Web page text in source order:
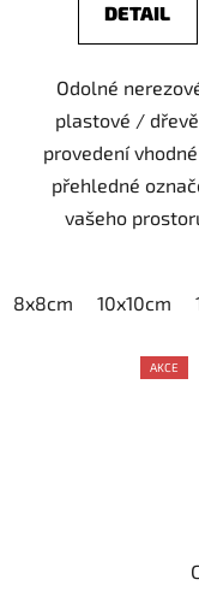
DETAIL
Odolné
plastové /
provedení
přehledné
vašeho
8x8cm 10x10cm
AKCE